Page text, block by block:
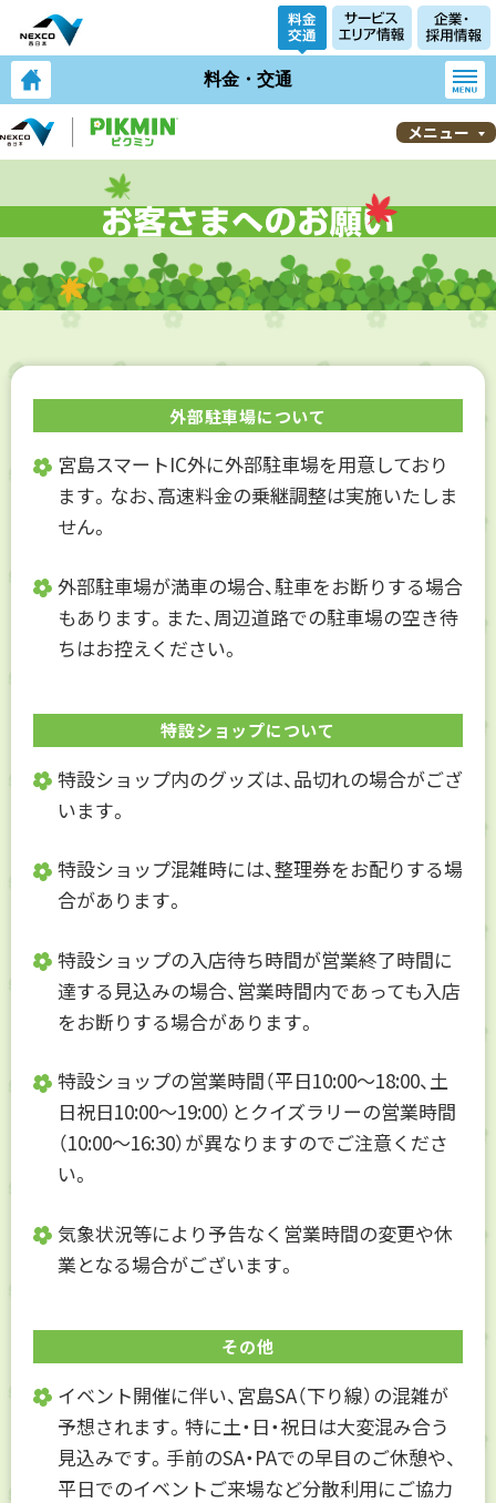
料金・交通
メニュー
外部駐車場について
宮島スマートIC外に外部駐車場を用意しており
ます。なお、高速料金の乗継調整は実施いたしま
せん。
外部駐車場が満車の場合、駐車をお断りする場合
もあります。また、周辺道路での駐車場の空き待
ちはお控えください。
特設ショップについて
特設ショップ内のグッズは、品切れの場合がござ
います。
特設ショップ混雑時には、整理券をお配りする場
合があります。
特設ショップの入店待ち時間が営業終了時間に
達する見込みの場合、営業時間内であっても入店
をお断りする場合があります。
特設ショップの営業時間（平日10:00～18:00、土
日祝日10:00～19:00）とクイズラリーの営業時間
（10:00～16:30）が異なりますのでご注意くださ
い。
気象状況等により予告なく営業時間の変更や休
業となる場合がございます。
その他
イベント開催に伴い、宮島SA（下り線）の混雑が
予想されます。特に土・日・祝日は大変混み合う
見込みです。手前のSA・PAでの早目のご休憩や、
平日でのイベントご来場など分散利用にご協力